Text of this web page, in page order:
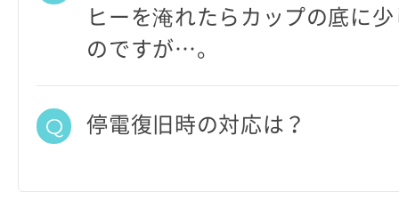
ヒーを淹れたらカップの底に
のですが…。
停電復旧時の対応は？